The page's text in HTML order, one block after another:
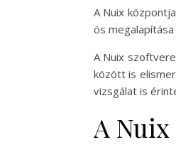
A Nuix
ös
A Nuix
között is
vizsgálat is
A